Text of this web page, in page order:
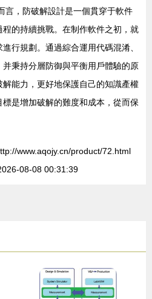
言，防破解設計是一個貫穿于軟件
的持續挑戰。在制作軟件之初，就
行規劃。通過綜合運用代碼混淆、
秉持分層防御與平衡用戶體驗的原
能力，更好地保護自己的知識產權
是增加破解的難度和成本，從而保
www.aqojy.cn/product/72.html
08-08 00:31:39